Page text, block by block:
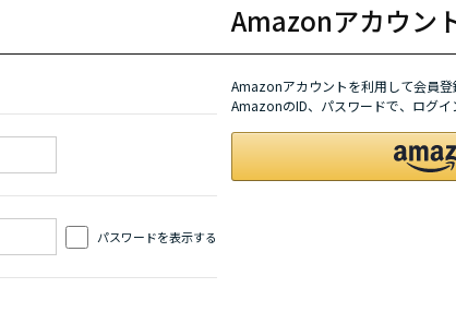
パスワードを表示する
Amazonアカウン
Amazonアカウントを利用して会員登
AmazonのID、パスワードで、ログイ